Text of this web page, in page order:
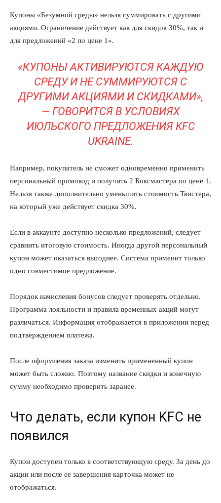
КавПолит
Купоны «Безумной среды» нельзя суммировать с другими
акциями. Ограничение действует как для скидок 30%, так и
для предложений «2 по цене 1».
«КУПОНЫ АКТИВИРУЮТСЯ КАЖДУЮ
СРЕДУ И НЕ СУММИРУЮТСЯ С
ДРУГИМИ АКЦИЯМИ И СКИДКАМИ»,
— ГОВОРИТСЯ В УСЛОВИЯХ
ИЮЛЬСКОГО ПРЕДЛОЖЕНИЯ KFC
UKRAINE.
Например, покупатель не сможет одновременно применить
персональный промокод и получить 2 Боксмастера по цене 1.
Нельзя также дополнительно уменьшить стоимость Твистера,
на который уже действует скидка 30%.
Если в аккаунте доступно несколько предложений, следует
сравнить итоговую стоимость. Иногда другой персональный
купон может оказаться выгоднее. Система применит только
одно совместимое предложение.
Порядок начисления бонусов следует проверять отдельно.
Программа лояльности и правила временных акций могут
различаться. Информация отображается в приложении перед
подтверждением платежа.
После оформления заказа изменить примененный купон
может быть сложно. Поэтому название скидки и конечную
сумму необходимо проверить заранее.
Что делать, если купон KFC не
появился
Купон доступен только в соответствующую среду. За день до
акции или после ее завершения карточка может не
отображаться.